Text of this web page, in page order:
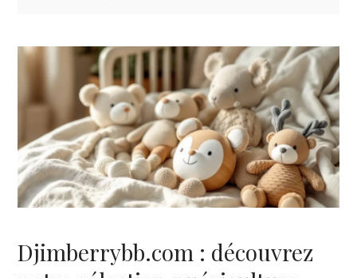
Djimberrybb.com : découvrez